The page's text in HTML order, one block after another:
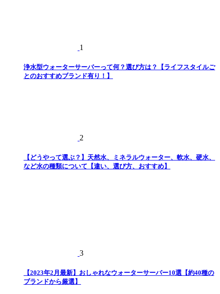
1
浄水型ウォーターサーバーって何？選び方は？【ライフスタイルご
とのおすすめブランド有り！】
2
【どうやって選ぶ？】天然水、ミネラルウォーター、軟水、硬水、
など水の種類について【違い、選び方、おすすめ】
3
【2023年2月最新】おしゃれなウォーターサーバー10選【約40種の
ブランドから厳選】